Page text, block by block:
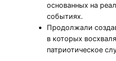
основанных на
событиях.
Продолжали
в которых
патриотическое